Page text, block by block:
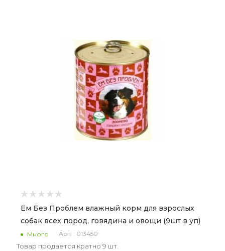
Ем Без Проблем влажный корм для взрослых
собак всех пород, говядина и овощи (9шт в уп)
Много Арт. : 013450
Товар продается кратно 9 шт.